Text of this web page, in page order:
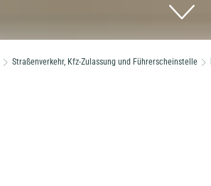
Straßenverkehr, Kfz-Zulassung und Führerscheinstelle